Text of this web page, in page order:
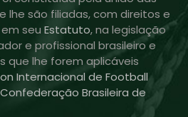
lhe são filiadas, com direitos e
seu Estatuto, na legislação
e profissional brasileiro e
que lhe forem aplicáveis
Internacional de Football
Confederação Brasileira de